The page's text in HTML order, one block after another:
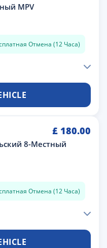
MPV
Отмена (12 Часа)
£ 180.00
8-Местный
Отмена (12 Часа)